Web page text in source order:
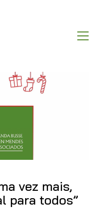
vez mais,
para todos”